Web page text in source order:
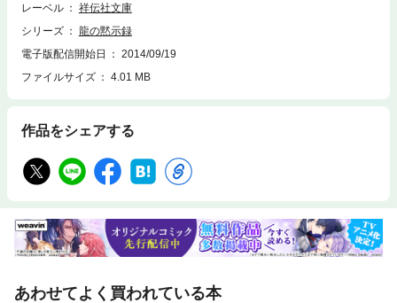
レーベル
祥伝社文庫
シリーズ
龍の黙示録
電子版配信開始日
2014/09/19
ファイルサイズ
4.01 MB
作品をシェアする
あわせてよく買われている本